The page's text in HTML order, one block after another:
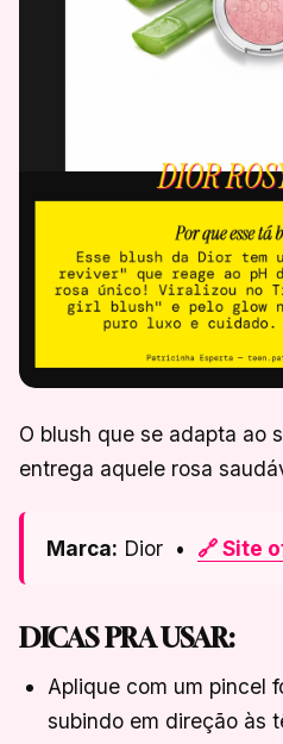
O blush que se adapta ao
entrega aquele rosa
Marca: Dior • 🔗 Site
DICAS PRA USAR:
Aplique com um pincel
subindo em direção às